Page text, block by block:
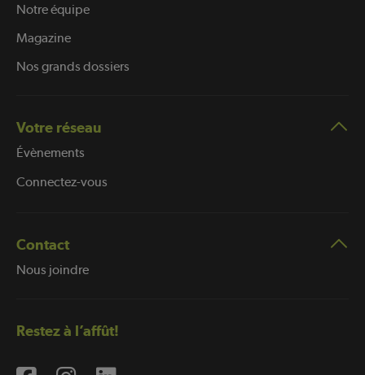
Notre équipe
Magazine
Nos grands dossiers
Votre réseau
Évènements
Connectez-vous
Contact
Nous joindre
Restez à l’affût!